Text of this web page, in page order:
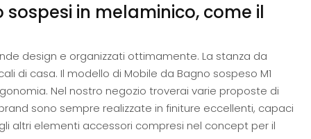
in melaminico, come il
design e organizzati ottimamente. La stanza da
di casa. Il modello di Mobile da Bagno sospeso M1
Nel nostro negozio troverai varie proposte di
sono sempre realizzate in finiture eccellenti, capaci
altri elementi accessori compresi nel concept per il